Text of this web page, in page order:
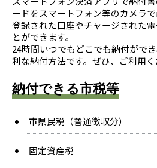
ードをスマートフォン等のカメラ
登録された口座やチャージされた
とができます。
24時間いつでもどこでも納付がで
利な納付方法です。ぜひ、ご利用く
納付できる市税等
市県民税（普通徴収分）
固定資産税